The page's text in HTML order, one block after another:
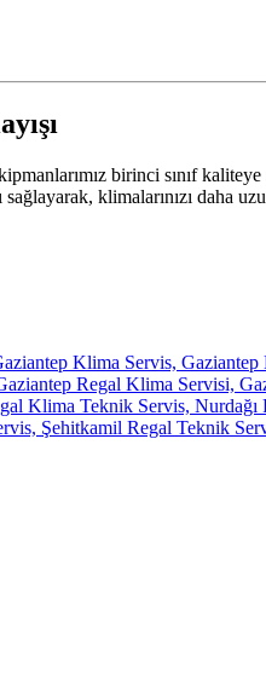
birinci sınıf
klimalarınızı daha
Klima Servis,
Regal Klima Servisi,
Klima Teknik Servis,
Şehitkamil Regal Teknik